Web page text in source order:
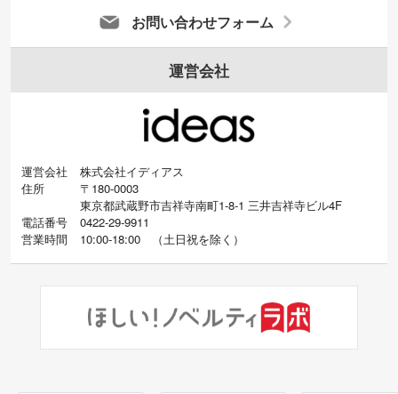
お問い合わせフォーム
運営会社
運営会社
株式会社イディアス
住所
〒180-0003
東京都武蔵野市吉祥寺南町1-8-1 三井吉祥寺ビル4F
電話番号
0422-29-9911
営業時間
10:00-18:00 （土日祝を除く）